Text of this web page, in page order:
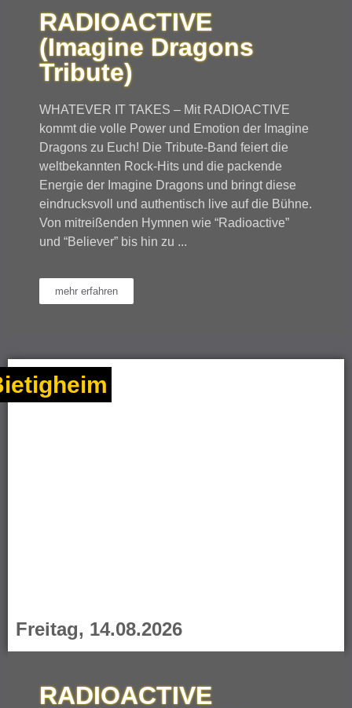
RADIOACTIVE
(Imagine Dragons
Tribute)
WHATEVER IT TAKES – Mit RADIOACTIVE
kommt die volle Power und Emotion der Imagine
Dragons zu Euch! Die Tribute-Band feiert die
weltbekannten Rock-Hits und die packende
Energie der Imagine Dragons und bringt diese
eindrucksvoll und authentisch live auf die Bühne.
Von mitreißenden Hymnen wie “Radioactive”
und “Believer” bis hin zu ...
mehr erfahren
Freitag, 14.08.2026
RADIOACTIVE